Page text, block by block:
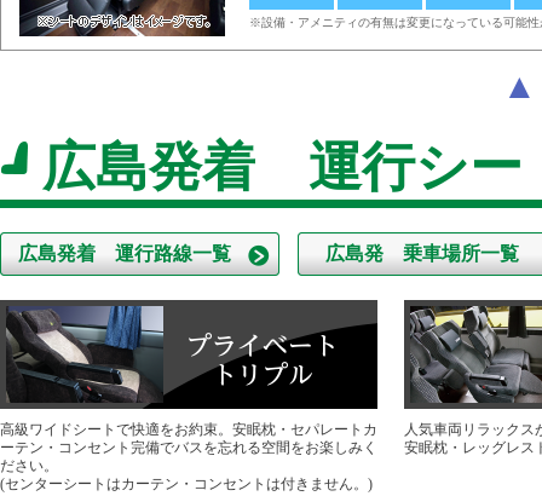
※設備・アメニティの有無は変更になっている可能
広島発着 運行シー
広島発着 運行路線一覧 広島発 乗車場所一覧
高級ワイドシートで快適をお約束。安眠枕・セパレートカ
ーテン・コンセント完備でバスを忘れる空間をお楽しみく
ださい。
(センターシートはカーテン・コンセントは付きません。)
人気車両リラックス
安眠枕・レッグレス